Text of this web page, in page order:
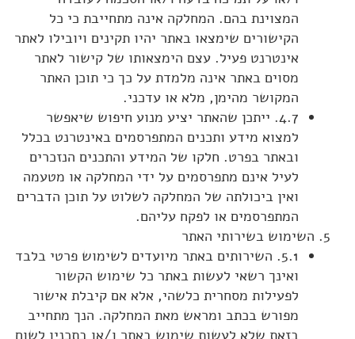
המצוינת בהם. המחלקה אינה מתחייבת כי כל
הקישורים שימצאו באתר יהיו תקינים ויובילו לאתר
אינטרנט פעיל. עצם הימצאותו של קישור לאתר
מסוים באתר אינה מלמדת על כך כי תוכן האתר
המקושר מהימן, מלא או עדכני.
4.7. ייתכן שהאתר יציע מנוע חיפוש שיאפשר
למצוא מידע ותכנים המתפרסמים באינטרנט בכלל
ובאתר בפרט. חלקו של המידע והתכנים הנזכרים
לעיל אינם מתפרסמים על ידי המחלקה או מטעמה
ואין ביכולתה של המחלקה לשלוט על תוכן הדברים
המתפרסמים או לפקח עליהם.
השימוש בשירותי האתר
5.1. השירותים באתר מיועדים לשימוש פרטי בלבד
ואינך רשאי לעשות באתר כל שימוש הקשור
לפעילות מסחרית כלשהי, אלא אם קיבלת אישור
מפורש בכתב ומראש מאת המחלקה. הנך מתחייב
בזאת שלא לעשות שימוש באתר ו/או בתכניו לשום